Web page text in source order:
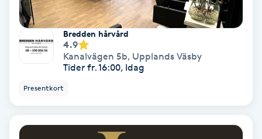
Hatha Yoga
Headspa
Herrklippning
Bredden hårvård
4.9
Kanalvägen 5b, Upplands Väsby
Tider fr. 16:00, Idag
Presentkort